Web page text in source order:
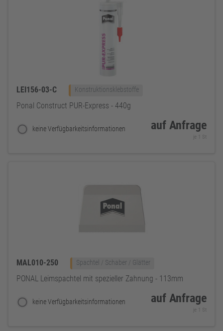
LEI156-03-C Konstruktionsklebstoffe
Ponal Construct PUR-Express - 440g
keine Verfügbarkeitsinformationen auf Anfrage
je 1 St
MAL010-250 Spachtel / Schaber / Glätter
PONAL Leimspachtel mit spezieller Zahnung - 113mm
keine Verfügbarkeitsinformationen auf Anfrage
je 1 St